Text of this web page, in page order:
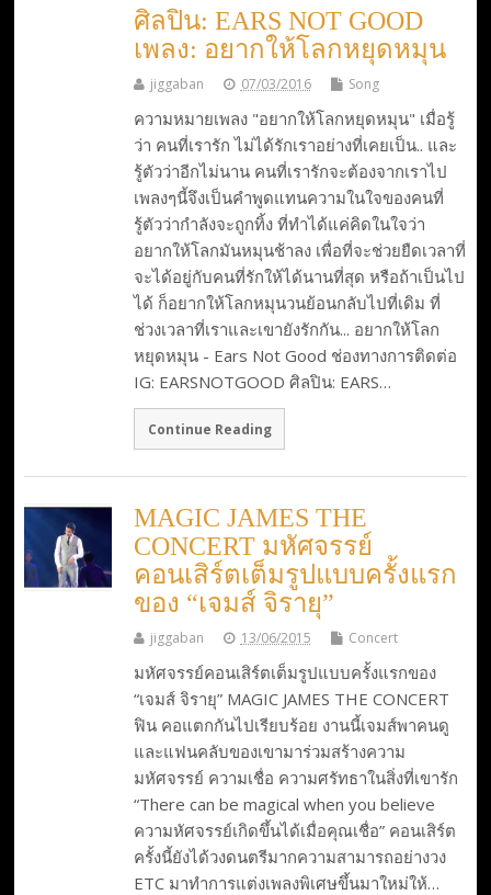
ศิลปิน: EARS NOT GOOD
เพลง: อยากให้โลกหยุดหมุน
jiggaban 07/03/2016 Song
ความหมายเพลง "อยากให้โลกหยุดหมุน" เมื่อรู้
ว่า คนที่เรารัก ไม่ได้รักเราอย่างที่เคยเป็น.. และ
รู้ตัวว่าอีกไม่นาน คนที่เรารักจะต้องจากเราไป
เพลงๆนี้จึงเป็นคำพูดแทนความในใจของคนที่
รู้ตัวว่ากำลังจะถูกทิ้ง ที่ทำได้แค่คิดในใจว่า
อยากให้โลกมันหมุนช้าลง เพื่อที่จะช่วยยืดเวลาที่
จะได้อยู่กับคนที่รักให้ได้นานที่สุด หรือถ้าเป็นไป
ได้ ก็อยากให้โลกหมุนวนย้อนกลับไปที่เดิม ที่
ช่วงเวลาที่เราและเขายังรักกัน... อยากให้โลก
หยุดหมุน - Ears Not Good ช่องทางการติดต่อ
IG: EARSNOTGOOD ศิลปิน: EARS…
Continue Reading
MAGIC JAMES THE
CONCERT มหัศจรรย์
คอนเสิร์ตเต็มรูปแบบครั้งแรก
ของ “เจมส์ จิรายุ”
jiggaban 13/06/2015 Concert
มหัศจรรย์คอนเสิร์ตเต็มรูปแบบครั้งแรกของ
“เจมส์ จิรายุ” MAGIC JAMES THE CONCERT
ฟิน คอแตกกันไปเรียบร้อย งานนี้เจมส์พาคนดู
และแฟนคลับของเขามาร่วมสร้างความ
มหัศจรรย์ ความเชื่อ ความศรัทธาในสิ่งที่เขารัก
“There can be magical when you believe
ความหัศจรรย์เกิดขึ้นได้เมื่อคุณเชื่อ” คอนเสิร์ต
ครั้งนี้ยังได้วงดนตรีมากความสามารถอย่างวง
ETC มาทำการแต่งเพลงพิเศษขึ้นมาใหม่ให้…